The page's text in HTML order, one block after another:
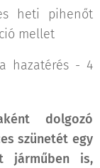
heti pihenőt
mellet
hazatérés - 4
dolgozó
szünetét egy
járműben is,